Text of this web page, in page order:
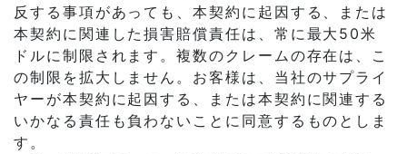
反する事項があっても、本契約に起因する、または
本契約に関連した損害賠償責任は、常に最大50米
ドルに制限されます。複数のクレームの存在は、こ
の制限を拡大しません。お客様は、当社のサプライ
ヤーが本契約に起因する、または本契約に関連する
いかなる責任も負わないことに同意するものとしま
す。